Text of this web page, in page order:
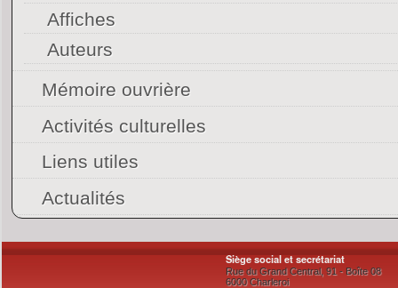
Affiches
Auteurs
Mémoire ouvrière
Activités culturelles
Liens utiles
Actualités
Siège social et secrétariat
Rue du Grand Central, 91 - Boîte 08
6000 Charleroi